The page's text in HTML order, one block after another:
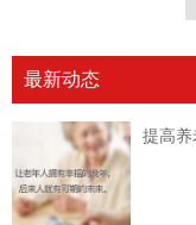
最新动态
提高